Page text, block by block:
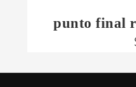
punto final